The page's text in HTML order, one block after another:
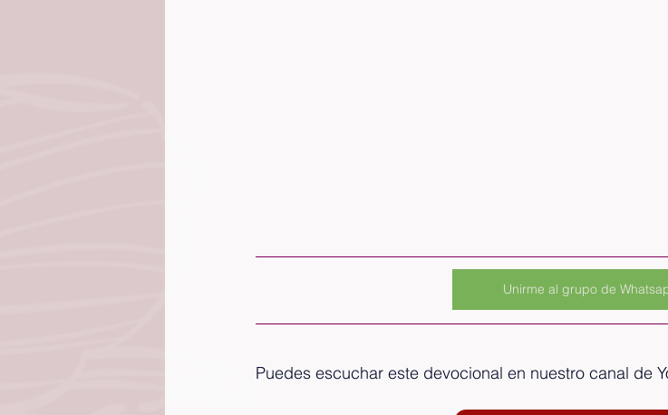
Unirme al grupo de
Puedes escuchar este devocional en nuestro canal de